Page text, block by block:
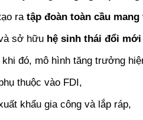
ra tập đoàn toàn cầu
sở hữu hệ sinh thái đổi
khi đó, mô hình tăng trưởng
thuộc vào FDI,
khẩu gia công và lắp ráp,